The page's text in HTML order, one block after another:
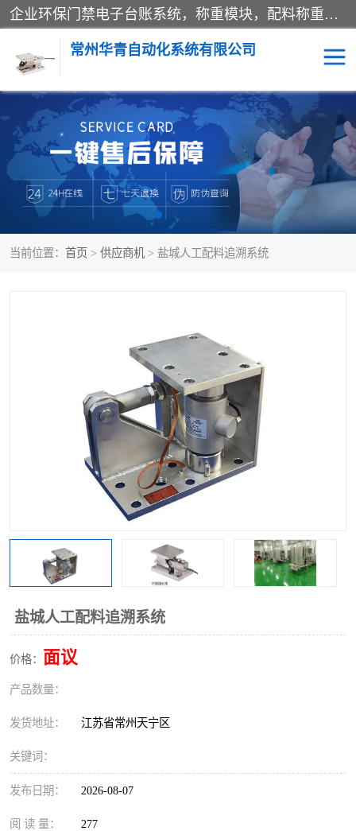
企业环保门禁电子台账系统，称重模块，配料称重系统,称重模块厂家,地磅称重系统,检重秤厂家 常州华青自动化主营：称重模块、无人值守称重系统、配料称重系统、地磅称重系统、检重秤、托利多称重模块等产品。各种称重软件，移动源环保门禁电子台账系统软件。 常州华青自动化系统有限公司7*24的电话支持服务、项目现场开发服务、新功能定制研发服务，产品培训、远程维护，现场安装调试工程等。
常州华青自动化系统有限公司
当前位置： 首页 > 供应商机 > 盐城人工配料追溯系统
盐城人工配料追溯系统
价格： 面议
产品数量：
发货地址： 江苏省常州天宁区
关键词：
发布日期： 2026-08-07
阅 读 量： 277
称重模块 称重仪表
手工配料系统 屠宰管理软件
自动化配料系统 称重贴标机
屠宰轨道秤 检重秤